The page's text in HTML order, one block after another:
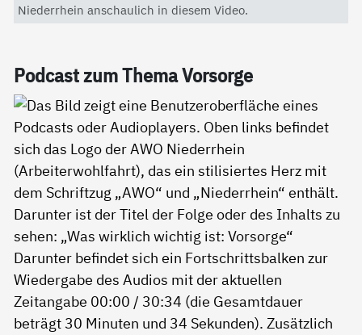
Niederrhein anschaulich in diesem Video.
Pod­cast zum The­ma Vor­sor­ge